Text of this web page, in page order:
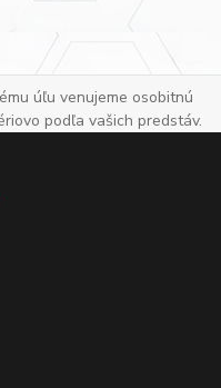
úľu venujeme osobitnú
podľa vašich predstáv.